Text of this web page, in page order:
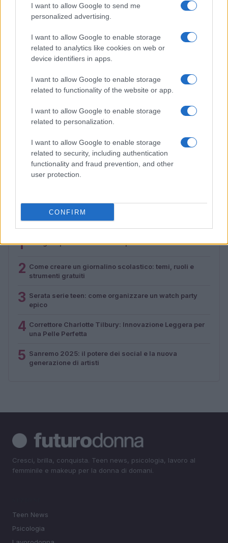
I want to allow Google to send me
personalized advertising.
I want to allow Google to enable storage
related to analytics like cookies on web or
device identifiers in apps.
I want to allow Google to enable storage
related to functionality of the website or app.
I want to allow Google to enable storage
related to personalization.
I want to allow Google to enable storage
related to security, including authentication
functionality and fraud prevention, and other
user protection.
CONFIRM
Abbonamento studenti: guida alla scelta tra mensile,
annuale e carnet
Camilla Fiore · 3 Ago 2026
PIÙ LETTI
1 5 segreti per un look occhi impeccabile
2 Come creare un giornalino scolastico: temi, ruoli e
strumenti gratuiti
3 Serata serie teen: come organizzare un watch party
epico
4 Correttore Charlotte Tilbury: Innovazione Leggera per
una Pelle Perfetta
5 Sanremo 2025: il potere dei social e la nuova
generazione di artisti
Cresci, brilla, conquista. Teen news, psicologia, lavoro al
femminile e makeup per la donna di domani.
Teen News
Psicologia